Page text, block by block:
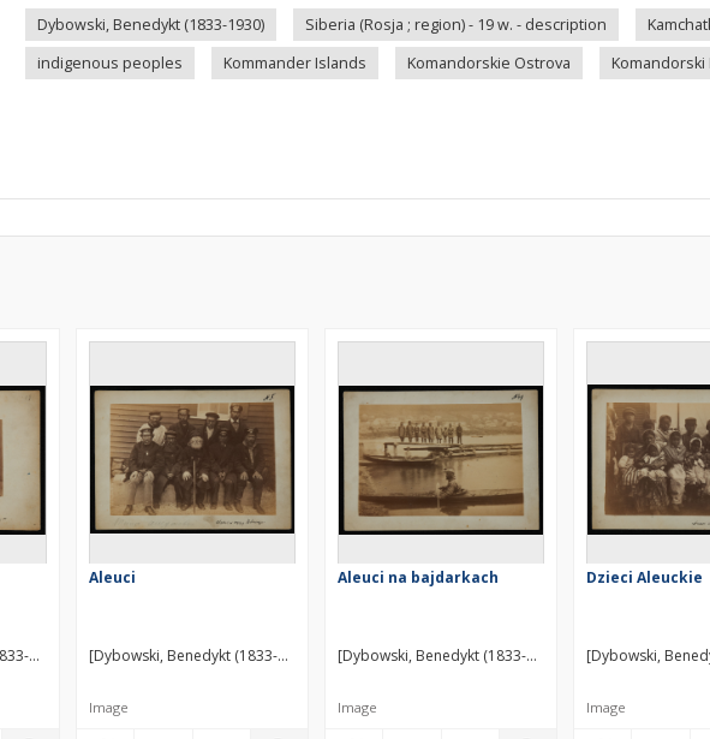
Dybowski, Benedykt (1833-1930)
Siberia (Rosja ; region) - 19 w. - description
indigenous peoples
Kommander Islands Komandorskie Ostrova Komandorski
1930)] ?
Aleuci
[Dybowski, Benedykt (1833-1930)] ?
Image
Aleuci na bajdarkach
[Dybowski, Benedykt (1833-1930)] ?
Image
Dzieci Aleuckie
[Dybowski,
Image